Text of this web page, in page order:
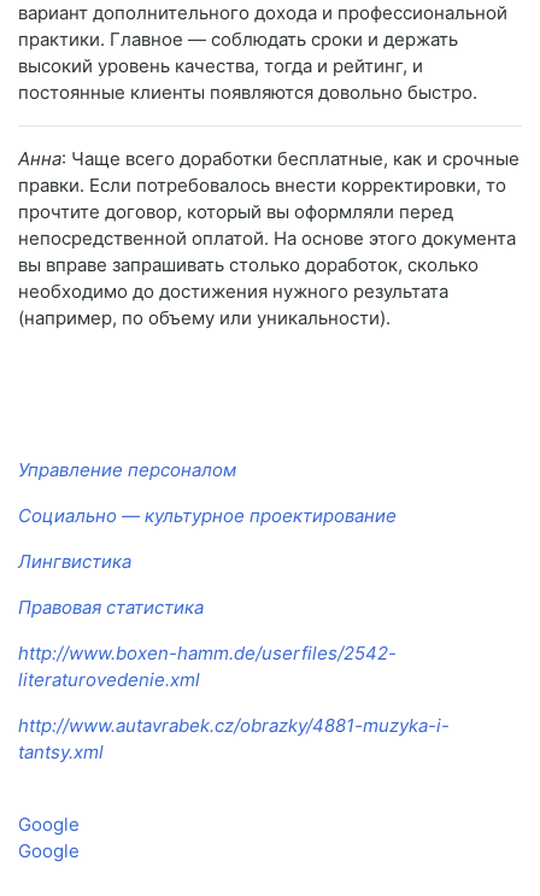
вариант дополнительного дохода и профессиональной
практики. Главное — соблюдать сроки и держать
высокий уровень качества, тогда и рейтинг, и
постоянные клиенты появляются довольно быстро.
Анна: Чаще всего доработки бесплатные, как и срочные
правки. Если потребовалось внести корректировки, то
прочтите договор, который вы оформляли перед
непосредственной оплатой. На основе этого документа
вы вправе запрашивать столько доработок, сколько
необходимо до достижения нужного результата
(например, по объему или уникальности).
Управление персоналом
Социально — культурное проектирование
Лингвистика
Правовая статистика
http://www.boxen-hamm.de/userfiles/2542-
literaturovedenie.xml
http://www.autavrabek.cz/obrazky/4881-muzyka-i-
tantsy.xml
Google
Google